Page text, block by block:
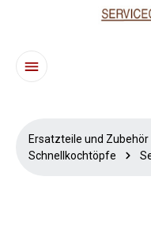
Zum Hauptinhalt springen
Ersatzteile und Zubehör
Schnellkochtöpfe